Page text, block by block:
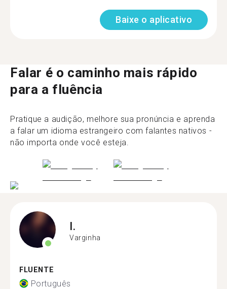
Baixe o aplicativo
Falar é o caminho mais rápido
para a fluência
Pratique a audição, melhore sua pronúncia e aprenda
a falar um idioma estrangeiro com falantes nativos -
não importa onde você esteja.
I.
Varginha
FLUENTE
Português